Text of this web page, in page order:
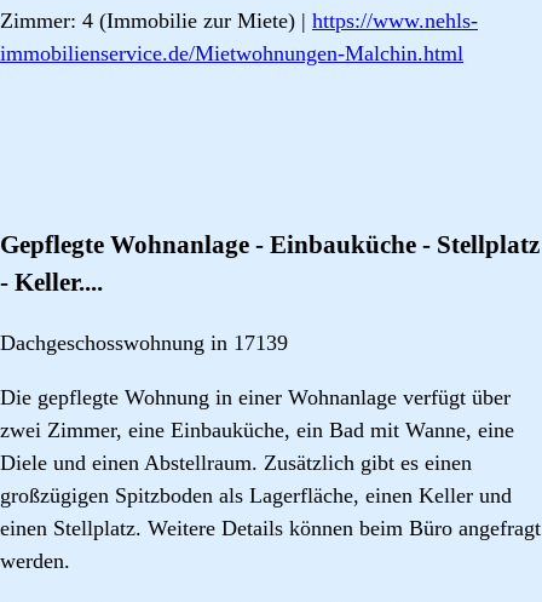
Zimmer: 4 (Immobilie zur Miete) | https://www.nehls-
immobilienservice.de/Mietwohnungen-Malchin.html
Gepflegte Wohnanlage - Einbauküche - Stellplatz
- Keller....
Dachgeschosswohnung in 17139
Die gepflegte Wohnung in einer Wohnanlage verfügt über
zwei Zimmer, eine Einbauküche, ein Bad mit Wanne, eine
Diele und einen Abstellraum. Zusätzlich gibt es einen
großzügigen Spitzboden als Lagerfläche, einen Keller und
einen Stellplatz. Weitere Details können beim Büro angefragt
werden.